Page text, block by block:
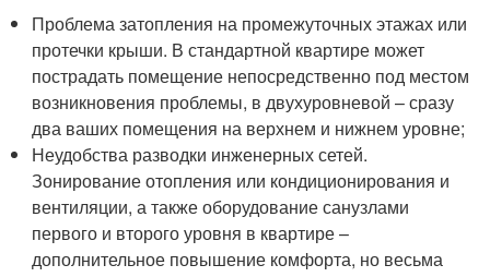
Проблема затопления на промежуточных этажах или
протечки крыши. В стандартной квартире может
пострадать помещение непосредственно под местом
возникновения проблемы, в двухуровневой – сразу
два ваших помещения на верхнем и нижнем уровне;
Неудобства разводки инженерных сетей.
Зонирование отопления или кондиционирования и
вентиляции, а также оборудование санузлами
первого и второго уровня в квартире –
дополнительное повышение комфорта, но весьма